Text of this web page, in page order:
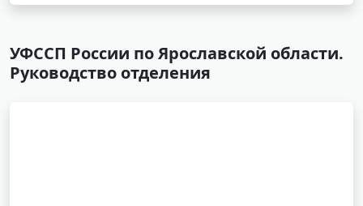
УФССП России по Ярославской области.
Руководство отделения